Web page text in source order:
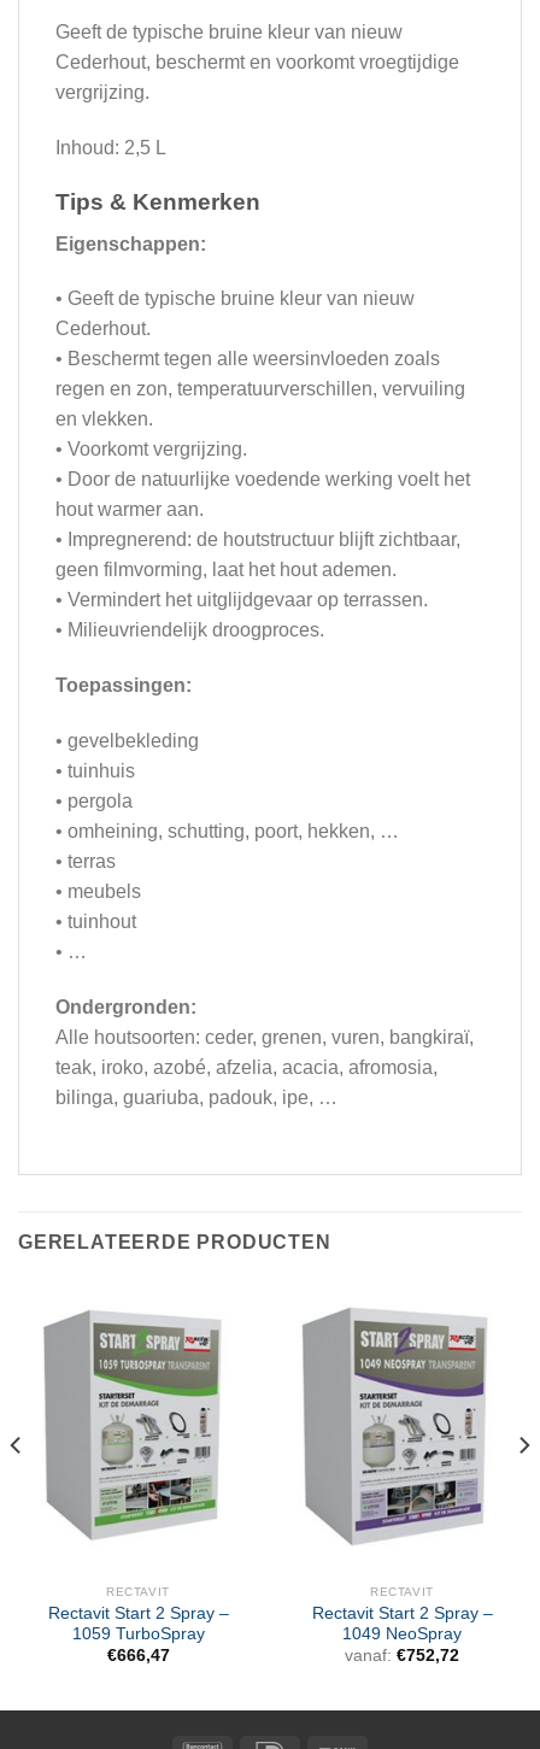
Geeft de typische bruine kleur van nieuw
Cederhout, beschermt en voorkomt vroegtijdige
vergrijzing.
Inhoud: 2,5 L
Tips & Kenmerken
Eigenschappen:
• Geeft de typische bruine kleur van nieuw
Cederhout.
• Beschermt tegen alle weersinvloeden zoals
regen en zon, temperatuurverschillen, vervuiling
en vlekken.
• Voorkomt vergrijzing.
• Door de natuurlijke voedende werking voelt het
hout warmer aan.
• Impregnerend: de houtstructuur blijft zichtbaar,
geen filmvorming, laat het hout ademen.
• Vermindert het uitglijdgevaar op terrassen.
• Milieuvriendelijk droogproces.
Toepassingen:
• gevelbekleding
• tuinhuis
• pergola
• omheining, schutting, poort, hekken, …
• terras
• meubels
• tuinhout
• …
Ondergronden:
Alle houtsoorten: ceder, grenen, vuren, bangkiraï,
teak, iroko, azobé, afzelia, acacia, afromosia,
bilinga, guariuba, padouk, ipe, …
GERELATEERDE PRODUCTEN
RECTAVIT
Rectavit Start 2 Spray –
1059 TurboSpray
€666,47
RECTAVIT
Rectavit Start 2 Spray –
1049 NeoSpray
vanaf: €752,72